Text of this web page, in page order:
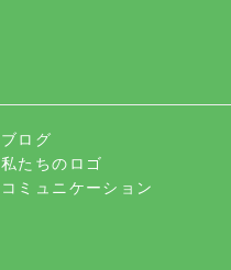
ブログ
私たちのロゴ
コミュニケーション